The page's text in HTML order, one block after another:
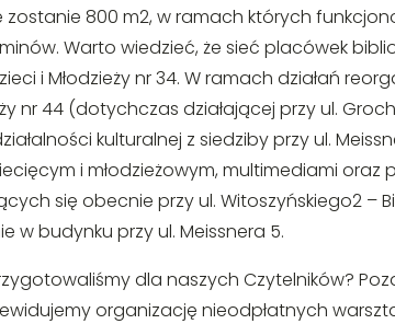
800 m2, w ramach których
Warto wiedzieć, że sieć placówek
i Młodzieży nr 34. W ramach działań
nr 44 (dotychczas działającej przy ul.
kulturalnej z siedziby przy ul.
i młodzieżowym, multimediami
się obecnie przy ul. Witoszyńskiego2 –
w budynku przy ul. Meissnera 5.
dla naszych Czytelników?
organizację nieodpłatnych